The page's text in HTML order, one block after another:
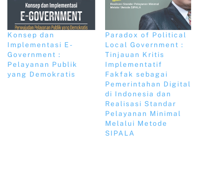
Konsep dan
Implementasi E-
Government :
Pelayanan Publik
yang Demokratis
Paradox of Political
Local Government :
Tinjauan Kritis
Implementatif
Fakfak sebagai
Pemerintahan Digital
di Indonesia dan
Realisasi Standar
Pelayanan Minimal
Melalui Metode
SIPALA